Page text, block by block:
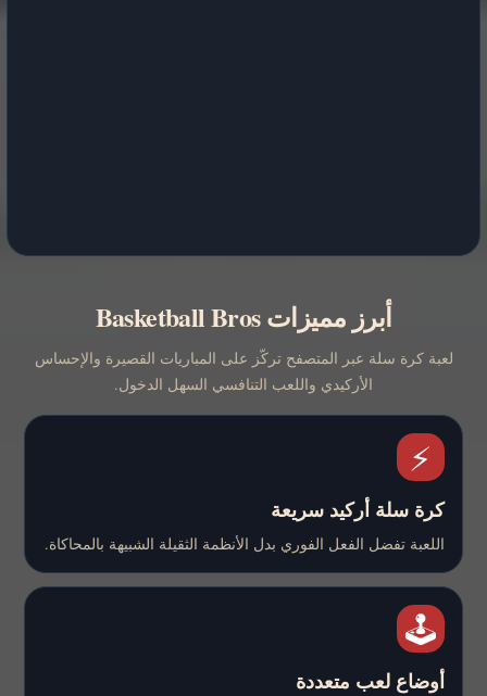
أبرز مميزات Basketball Bros
لعبة كرة سلة عبر المتصفح تركّز على المباريات القصيرة والإحساس
الأركيدي واللعب التنافسي السهل الدخول.
⚡
كرة سلة أركيد سريعة
اللعبة تفضل الفعل الفوري بدل الأنظمة الثقيلة الشبيهة بالمحاكاة.
🕹️
أوضاع لعب متعددة